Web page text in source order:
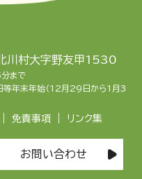
村大字野友甲1530
まで
等年末年始（12月29日から1月3
免責事項 リンク集
お問い合わせ